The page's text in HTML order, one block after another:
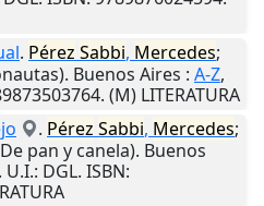
. Pérez Sabbi, Mercedes;
Buenos Aires : A-Z,
(M) LITERATURA
. Pérez Sabbi, Mercedes;
pan y canela). Buenos
. U.I.: DGL. ISBN: